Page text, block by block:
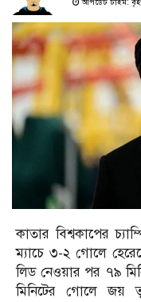
আপডেট টাইম:
কাতার বিশ্বকাপের
ম্যাচে ৩-২ গোলে
লিড নেওয়ার পর ৭৯
মিনিটের গোলে জয়